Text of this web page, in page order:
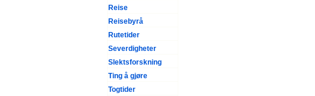
Reise
Reisebyrå
Rutetider
Severdigheter
Slektsforskning
Ting å gjøre
Togtider